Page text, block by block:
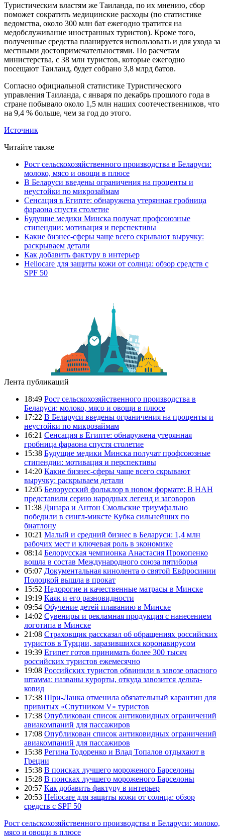
Туристическим властям же Таиланда, по их мнению, сбор
поможет сократить медицинские расходы (по статистике
ведомства, около 300 млн бат ежегодно тратится на
медобслуживание иностранных туристов). Кроме того,
полученные средства планируется использовать и для ухода за
местными достопримечательностями. По расчетам
министерства, с 38 млн туристов, которые ежегодно
посещают Таиланд, будет собрано 3,8 млрд батов.
Согласно официальной статистике Туристического
управления Таиланда, с января по декабрь прошлого года в
стране побывало около 1,5 млн наших соотечественников, что
на 9,4 % больше, чем за год до этого.
Источник
Читайте также
Рост сельскохозяйственного производства в Беларуси:
молоко, мясо и овощи в плюсе
В Беларуси введены ограничения на проценты и
неустойки по микрозаймам
Сенсация в Египте: обнаружена утерянная гробница
фараона спустя столетие
Будущие медики Минска получат профсоюзные
стипендии: мотивация и перспективы
Какие бизнес-сферы чаще всего скрывают выручку:
раскрываем детали
Как добавить фактуру в интерьер
Heliocare для защиты кожи от солнца: обзор средств с
SPF 50
Лента публикаций
18:49 Рост сельскохозяйственного производства в
Беларуси: молоко, мясо и овощи в плюсе
17:22 В Беларуси введены ограничения на проценты и
неустойки по микрозаймам
16:21 Сенсация в Египте: обнаружена утерянная
гробница фараона спустя столетие
15:38 Будущие медики Минска получат профсоюзные
стипендии: мотивация и перспективы
14:20 Какие бизнес-сферы чаще всего скрывают
выручку: раскрываем детали
12:05 Белорусский фольклор в новом формате: В НАН
представили серию народных легенд и заговоров
11:38 Динара и Антон Смольские триумфально
победили в сингл-миксте Кубка сильнейших по
биатлону
10:21 Малый и средний бизнес в Беларуси: 1,4 млн
рабочих мест и ключевая роль в экономике
08:14 Белорусская чемпионка Анастасия Прокопенко
вошла в состав Международного союза пятиборья
05:07 Документальная кинолента о святой Евфросинии
Полоцкой вышла в прокат
15:52 Недорогие и качественные матрасы в Минске
19:19 Каяк и его разновидности
09:54 Обучение детей плаванию в Минске
14:02 Сувениры и рекламная продукция с нанесением
логотипа в Минске
21:08 Страховщик рассказал об обращениях российских
туристов в Турции, заразившихся коронавирусом
19:39 Египет готов принимать более 300 тысяч
российских туристов ежемесячно
19:08 Российских туристов обвинили в завозе опасного
штамма: названы курорты, откуда завозится дельта-
ковид
17:38 Шри-Ланка отменила обязательный карантин для
привитых «Спутником V» туристов
17:38 Опубликован список антиковидных ограничений
авиакомпаний для пассажиров
17:08 Опубликован список антиковидных ограничений
авиакомпаний для пассажиров
15:38 Регина Тодоренко и Влад Топалов отдыхают в
Греции
15:38 В поисках лучшего мороженого Барселоны
15:28 В поисках лучшего мороженого Барселоны
20:57 Как добавить фактуру в интерьер
20:53 Heliocare для защиты кожи от солнца: обзор
средств с SPF 50
Рост сельскохозяйственного производства в Беларуси: молоко,
мясо и овощи в плюсе